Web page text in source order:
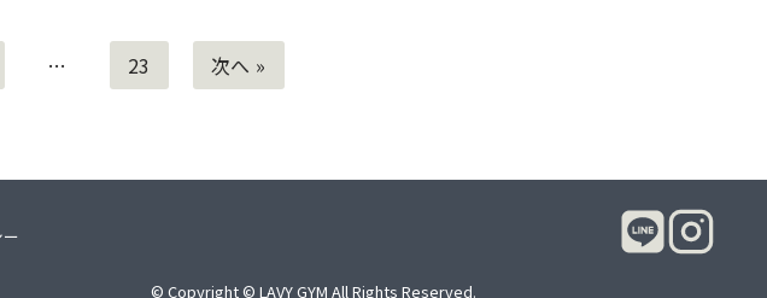
… 23 次へ »
© Copyright © LAVY GYM All Rights Reserved.